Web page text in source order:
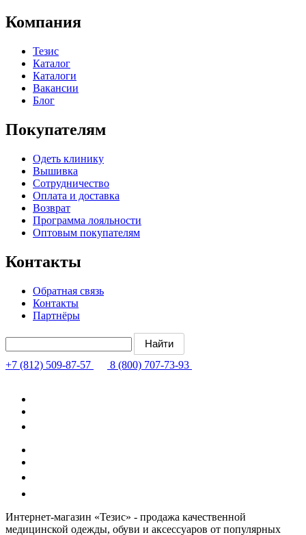
Компания
Тезис
Каталог
Каталоги
Вакансии
Блог
Покупателям
Одеть клинику
Вышивка
Сотрудничество
Оплата и доставка
Возврат
Программа лояльности
Оптовым покупателям
Контакты
Обратная связь
Контакты
Партнёры
+7 (812) 509-87-57 8 (800) 707-73-93
Интернет-магазин «Тезис» - продажа качественной
медицинской одежды, обуви и аксессуаров от популярных